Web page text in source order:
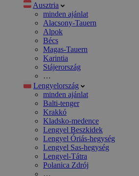
Ausztria
minden ajánlat
Alacsony-Tauern
Alpok
Bécs
Magas-Tauern
Karintia
Stájerország
…
Lengyelország
minden ajánlat
Balti-tenger
Krakkó
Kladsko-medence
Lengyel Beszkidek
Lengyel Óriás-hegység
Lengyel Sas-hegység
Lengyel-Tátra
Polanica Zdrój
…